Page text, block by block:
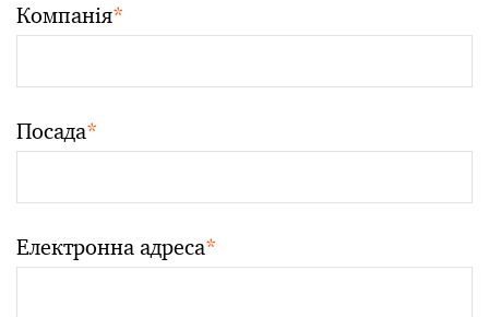
Компанія*
Посада*
Електронна адреса*